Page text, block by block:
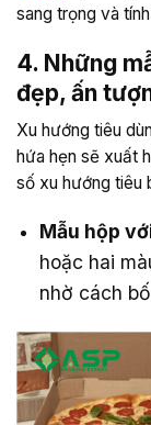
sang trọng và
4. Những
đẹp, ấn
Xu hướng tiêu
hứa hẹn sẽ xuất
số xu hướng tiêu
Mẫu hộp
hoặc hai
nhờ cách